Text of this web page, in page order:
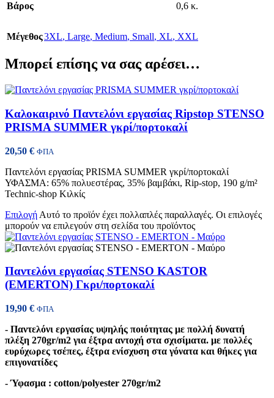
Βάρος
0,6 κ.
Μέγεθος3XL, Large, Medium, Small, XL, XXL
Μπορεί επίσης να σας αρέσει…
Καλοκαιρινό Παντελόνι εργασίας Ripstop STENSO
PRISMA SUMMER γκρί/πορτοκαλί
20,50 € ΦΠΑ
Παντελόνι εργασίας PRISMA SUMMER γκρί/πορτοκαλί
ΥΦΑΣΜΑ: 65% πολυεστέρας, 35% βαμβάκι, Rip-stop, 190 g/m²
Technic-shop Κιλκίς
Επιλογή Αυτό το προϊόν έχει πολλαπλές παραλλαγές. Οι επιλογές
μπορούν να επιλεγούν στη σελίδα του προϊόντος
Παντελόνι εργασίας STENSO KASTOR
(EMERTON) Γκρι/πορτοκαλί
19,90 € ΦΠΑ
- Παντελόνι εργασίας υψηλής ποιότητας με πολλή δυνατή
πλέξη 270gr/m2 για έξτρα αντοχή στα σχισίματα. με πολλές
ευρύχωρες τσέπες, έξτρα ενίσχυση στα γόνατα και θήκες για
επιγονατίδες
- Ύφασμα : cotton/polyester 270gr/m2